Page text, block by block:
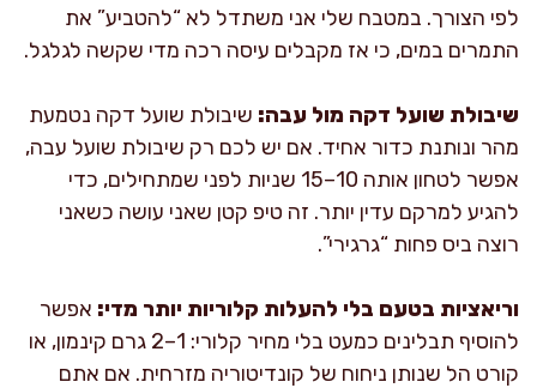
לפי הצורך. במטבח שלי אני משתדל לא “להטביע” את
התמרים במים, כי אז מקבלים עיסה רכה מדי שקשה לגלגל.
שיבולת שועל דקה מול עבה: שיבולת שועל דקה נטמעת
מהר ונותנת כדור אחיד. אם יש לכם רק שיבולת שועל עבה,
אפשר לטחון אותה 10–15 שניות לפני שמתחילים, כדי
להגיע למרקם עדין יותר. זה טיפ קטן שאני עושה כשאני
רוצה ביס פחות “גרגירי”.
וריאציות בטעם בלי להעלות קלוריות יותר מדי: אפשר
להוסיף תבלינים כמעט בלי מחיר קלורי: 1–2 גרם קינמון, או
קורט הל שנותן ניחוח של קונדיטוריה מזרחית. אם אתם